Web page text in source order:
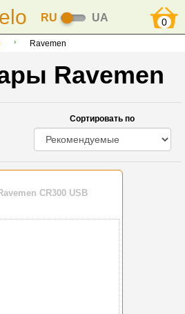
RU UA 0
Ravemen
Ravemen
Сортировать по
CR300 USB